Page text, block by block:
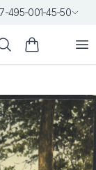
495-001-45-50
Корзина